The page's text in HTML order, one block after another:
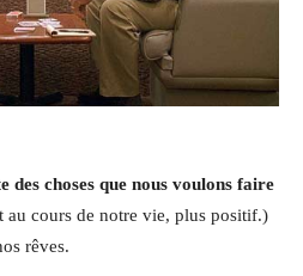
des choses que nous voulons faire
au cours de notre vie, plus positif.)
rêves.